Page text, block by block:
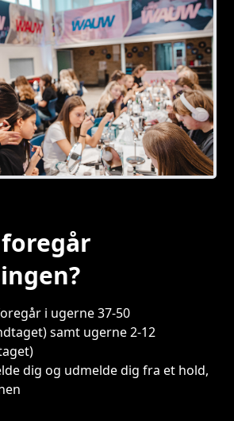
i ugerne 37-50
samt ugerne 2-12
dig og udmelde dig fra et hold,